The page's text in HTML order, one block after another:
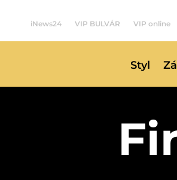
iNews24 VIP BULVÁR VIP online
Styl